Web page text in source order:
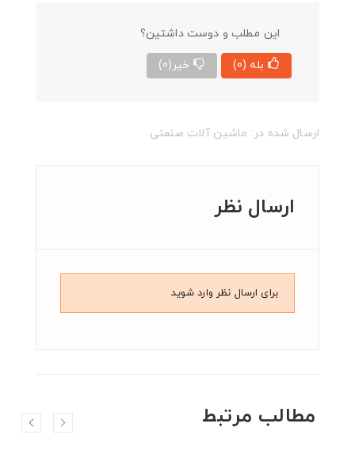
این مطلب و دوست داشتین؟
بله (0) خیر (0)
ارسال شده در: ماشین آلات صنعتی
ارسال نظر
برای ارسال نظر وارد شوید
مطالب مرتبط